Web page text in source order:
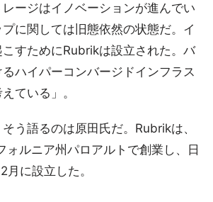
レージはイノベーションが進んでい
に関しては旧態依然の状態だ。イ
こすためにRubrikは設立された。バ
ハイパーコンバージドインフラス
ている」。
う語るのは原田氏だ。Rubrikは、
ォルニア州パロアルトで創業し、日
に設立した。